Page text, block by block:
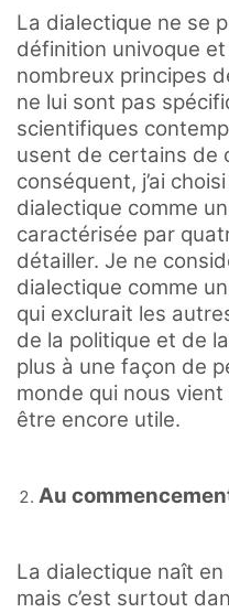
La dialectique ne se
définition univoque
nombreux principes
ne lui sont pas
scientifiques
usent de certains de
conséquent, j’ai
dialectique comme
caractérisée par
détailler. Je ne
dialectique comme
qui exclurait les
de la politique et de
plus à une façon de
monde qui nous
être encore utile.
Au
La dialectique naît
mais c’est surtout